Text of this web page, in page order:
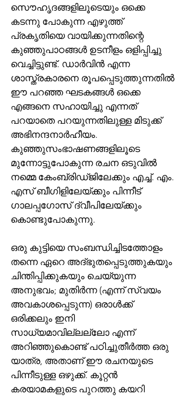
സൌഹൃദങ്ങളിലൂടെയും ഒക്കെ
കടന്നു പോകുന്ന എഴുത്ത്
പ്രകൃതിയെ വായിക്കുന്നതിന്റെ
കുഞ്ഞുപാഠങ്ങള്‍ ഉടനീളം ഒളിപ്പിച്ചു
വെച്ചിട്ടുണ്ട്. ഡാര്‍വിന്‍ എന്ന
ശാസ്ത്രകാരനെ രൂപപ്പെടുത്തുന്നതില്‍
ഈ പറഞ്ഞ ഘടകങ്ങള്‍ ഒക്കെ
എങ്ങനെ സഹായിച്ചു എന്നത്
പറയാതെ പറയുന്നതിലുള്ള മിടുക്ക്
അഭിനന്ദനാര്‍ഹീയം.
കുഞ്ഞുസംഭാഷണങ്ങളിലൂടെ
മുന്നോട്ടുപോകുന്ന രചന ഒടുവില്‍
നമ്മെ കേംബ്രിഡ്ജിലേക്കും എച്ച്. എം.
എസ് ബീഗിളിലേയ്ക്കും പിന്നീട്
ഗാലപ്പഗോസ് ദ്വീപിലേയ്ക്കും
കൊണ്ടുപോകുന്നു.
ഒരു കുട്ടിയെ സംബന്ധിച്ചിടത്തോളം
തന്നെ ഏറെ അദ്ഭുതപ്പെടുത്തുകയും
ചിന്തിപ്പിക്കുകയും ചെയ്യുന്ന
അനുഭവം; മുതിര്‍ന്ന (എന്ന് സ്വയം
അവകാശപ്പെടുന്ന) ഒരാള്‍ക്ക്
ഒരിക്കലും ഇനി
സാധ്യമാവില്ലല്ലോ എന്ന്
അറിഞ്ഞുകൊണ്ട് പഠിച്ചുതീര്‍ത്ത ഒരു
യാത്ര, അതാണ് ഈ രചനയുടെ
പിന്നീടുള്ള ഒഴുക്ക്. കൂറ്റന്‍
കരയാമകളുടെ പുറത്തു കയറി